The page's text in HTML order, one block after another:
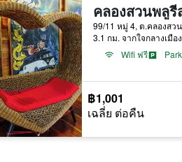
คลองสวนพลูรี
99/11 หมู่ 4, ต.คลองสว
3.1 กม. จากใจกลางเมือง
Wifi ฟรี
฿1,001
เฉลี่ย ต่อคืน